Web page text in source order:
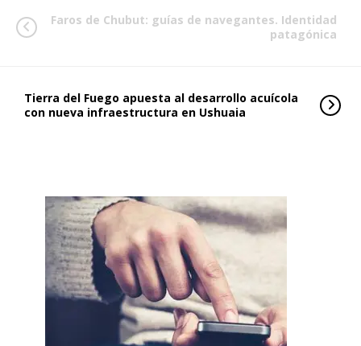
Faros de Chubut: guías de navegantes. Identidad
patagónica
Tierra del Fuego apuesta al desarrollo acuícola
con nueva infraestructura en Ushuaia